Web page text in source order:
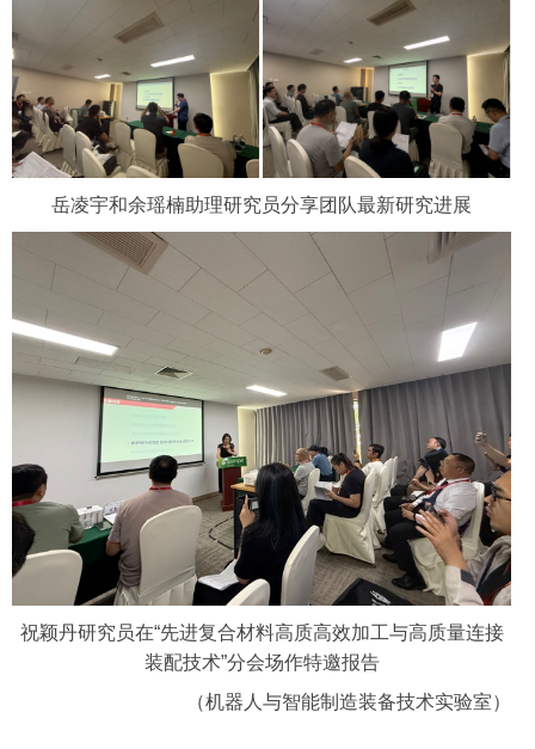
岳凌宇和余瑶楠助理研究员分享团队最新研究进展
祝颖丹研究员在“先进复合材料高质高效加工与高质量连接
装配技术”分会场作特邀报告
（机器人与智能制造装备技术实验室）